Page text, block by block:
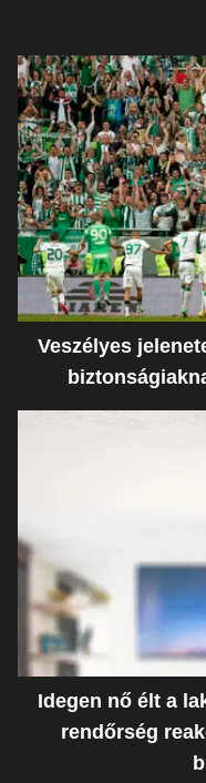
Veszélyes
Idegen nő élt a
rendőrség